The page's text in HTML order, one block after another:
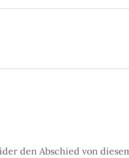
06.
den Abschied von